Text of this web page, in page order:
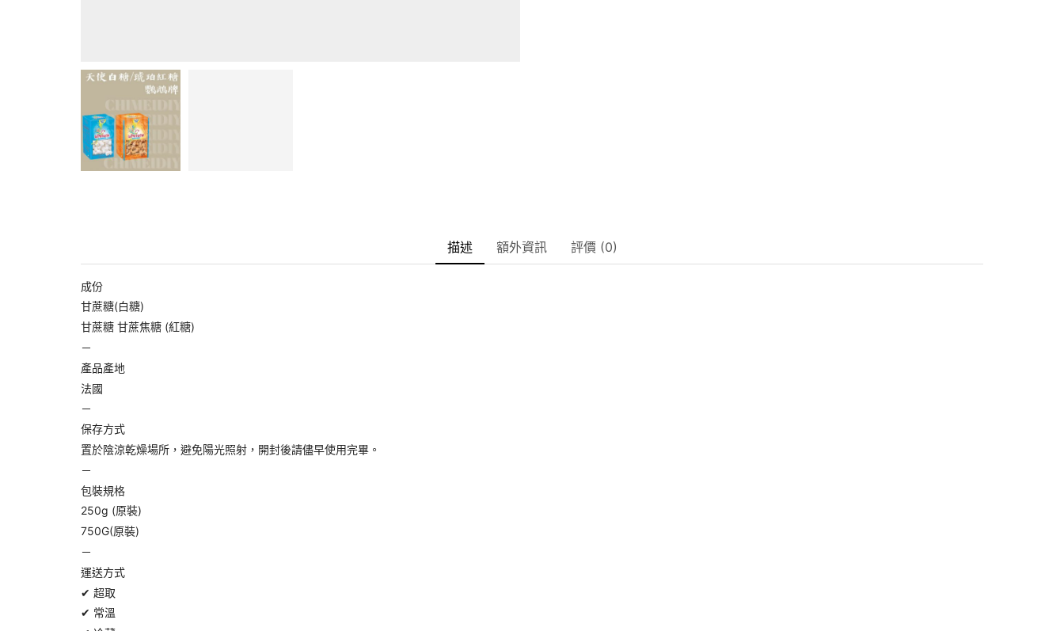
描述 額外資訊 評價 (0)
成份
甘蔗糖(白糖)
甘蔗糖 甘蔗焦糖 (紅糖)
－
產品產地
法國
－
保存方式
置於陰涼乾燥場所，避免陽光照射，開封後請儘早使用完畢。
－
包裝規格
250g (原裝)
750G(原裝)
－
運送方式
✔︎ 超取
✔︎ 常溫